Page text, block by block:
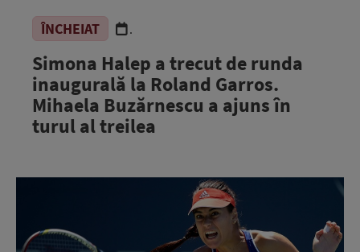
ÎNCHEIAT .
Simona Halep a trecut de runda
inaugurală la Roland Garros.
Mihaela Buzărnescu a ajuns în
turul al treilea